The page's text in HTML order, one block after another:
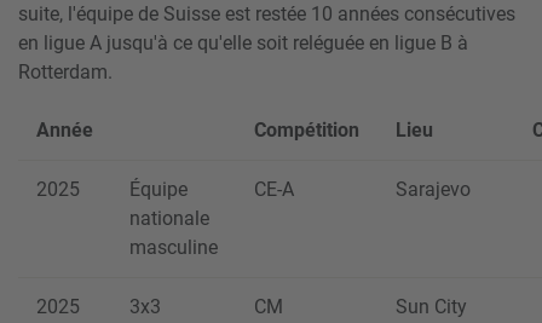
suite, l'équipe de Suisse est restée 10 années consécutives
en ligue A jusqu'à ce qu'elle soit reléguée en ligue B à
Rotterdam.
Année Compétition Lieu
2025
Équipe
nationale
masculine
CE-A Sarajevo
2025
3x3
CM Sun City